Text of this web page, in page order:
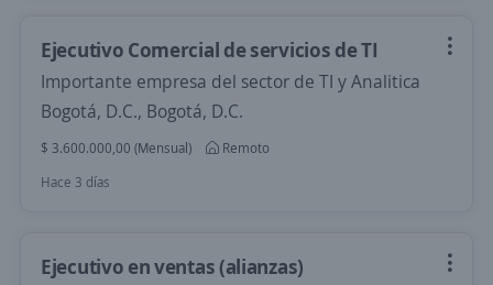
Ejecutivo Comercial de servicios de TI
Importante empresa del sector de TI y Analitica
Bogotá, D.C., Bogotá, D.C.
$ 3.600.000,00 (Mensual)
Remoto
Hace 3 días
Ejecutivo en ventas (alianzas)